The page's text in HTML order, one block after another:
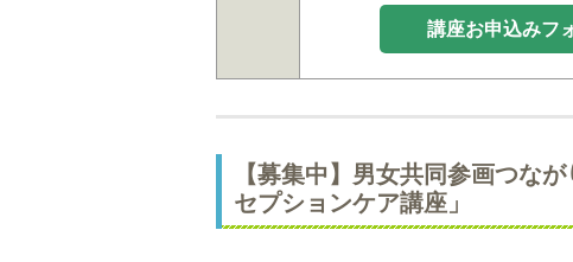
講座お申込みフ
【募集中】男女共同参画つな
セプションケア講座」